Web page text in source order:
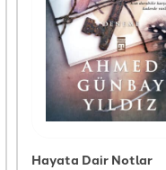
Hayata Dair Notlar